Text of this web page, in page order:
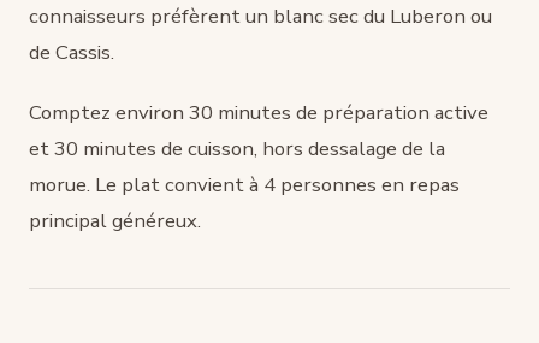
connaisseurs préfèrent un blanc sec du Luberon ou
de Cassis.
Comptez environ 30 minutes de préparation active
et 30 minutes de cuisson, hors dessalage de la
morue. Le plat convient à 4 personnes en repas
principal généreux.